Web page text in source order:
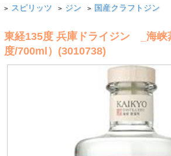
> スピリッツ > ジン > 国産クラフトジン
東経135度 兵庫ドライジン _海峡
度/700ml）(3010738)